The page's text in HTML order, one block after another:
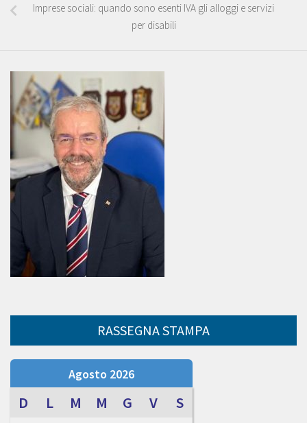
Imprese sociali: quando sono esenti IVA gli alloggi e servizi
per disabili
RASSEGNA STAMPA
Agosto 2026
D L M M G V S